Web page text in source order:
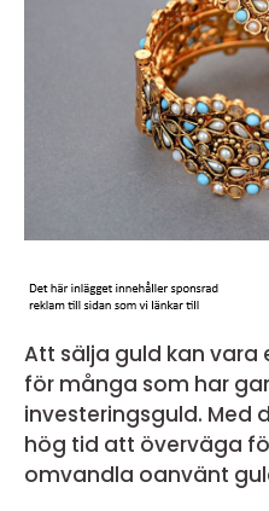
Att sälja guld kan
för många som har
investeringsguld. Med
hög tid att överväga
omvandla oanvänt